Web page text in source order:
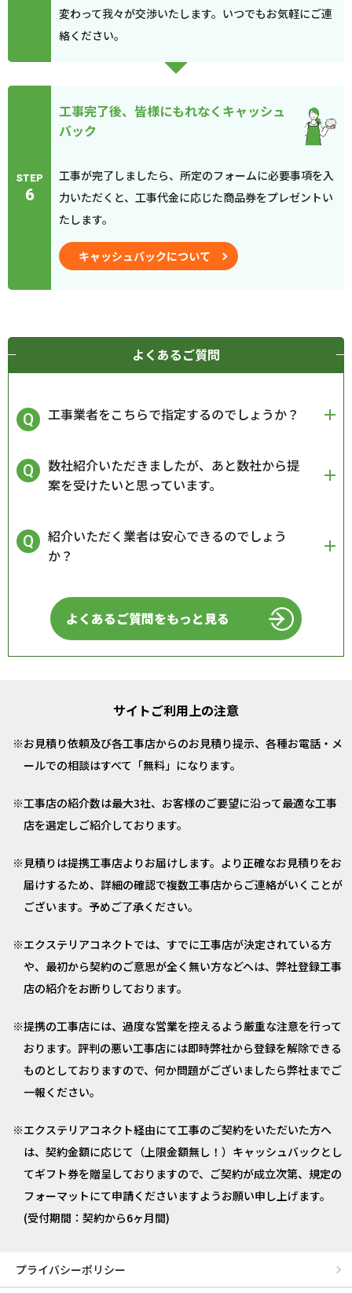
変わって我々が交渉いたします。いつでもお気軽にご連
絡ください。
STEP
6
工事完了後、皆様にもれなくキャッシュ
バック
工事が完了しましたら、所定のフォームに必要事項を入
力いただくと、工事代金に応じた商品券をプレゼントい
たします。
キャッシュバックについて
よくあるご質問
工事業者をこちらで指定するのでしょうか？
数社紹介いただきましたが、あと数社から提
案を受けたいと思っています。
紹介いただく業者は安心できるのでしょう
か？
よくあるご質問をもっと見る
サイトご利用上の注意
お見積り依頼及び各工事店からのお見積り提示、各種お電話・メ
ールでの相談はすべて「無料」になります。
工事店の紹介数は最大3社、お客様のご要望に沿って最適な工事
店を選定しご紹介しております。
見積りは提携工事店よりお届けします。より正確なお見積りをお
届けするため、詳細の確認で複数工事店からご連絡がいくことが
ございます。予めご了承ください。
エクステリアコネクトでは、すでに工事店が決定されている方
や、最初から契約のご意思が全く無い方などへは、弊社登録工事
店の紹介をお断りしております。
提携の工事店には、過度な営業を控えるよう厳重な注意を行って
おります。評判の悪い工事店には即時弊社から登録を解除できる
ものとしておりますので、何か問題がございましたら弊社までご
一報ください。
エクステリアコネクト経由にて工事のご契約をいただいた方へ
は、契約金額に応じて（上限金額無し！）キャッシュバックとし
てギフト券を贈呈しておりますので、ご契約が成立次第、規定の
フォーマットにて申請くださいますようお願い申し上げます。
(受付期間：契約から6ヶ月間)
プライバシーポリシー